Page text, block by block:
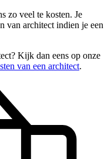
zo veel te kosten. Je
van architect indien je een
Kijk dan eens op onze
van een architect.